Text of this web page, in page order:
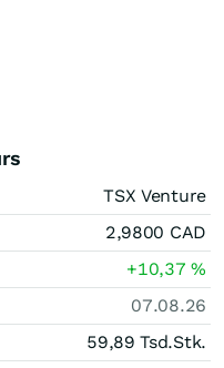
TSX Venture
2,9800 CAD
+10,37%
07.08.26
59,89 Tsd.Stk.